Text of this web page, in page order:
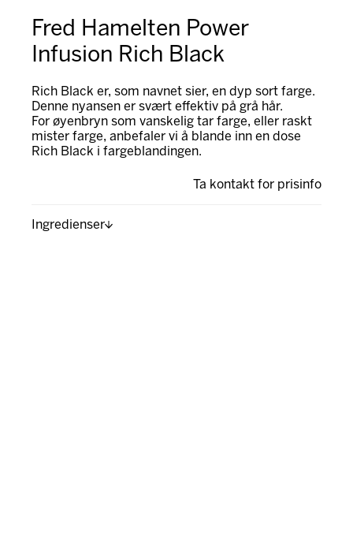
Fred Hamelten Power
Infusion Rich Black
Rich Black er, som navnet sier, en dyp sort farge.
Denne nyansen er svært effektiv på grå hår.
For øyenbryn som vanskelig tar farge, eller raskt
mister farge, anbefaler vi å blande inn en dose
Rich Black i fargeblandingen.
Ta kontakt for prisinfo
Ingredienser